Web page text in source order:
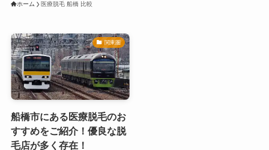
ホーム 医療脱毛 船橋 比較
関東圏
船橋市にある医療脱毛のお
すすめをご紹介！優良な脱
毛店が多く存在！